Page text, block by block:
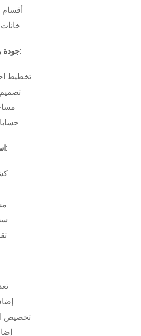
أقسام
خانات
جودةبـ:
تخطيط
صمم ليلبي متطلبات:
تخصيص